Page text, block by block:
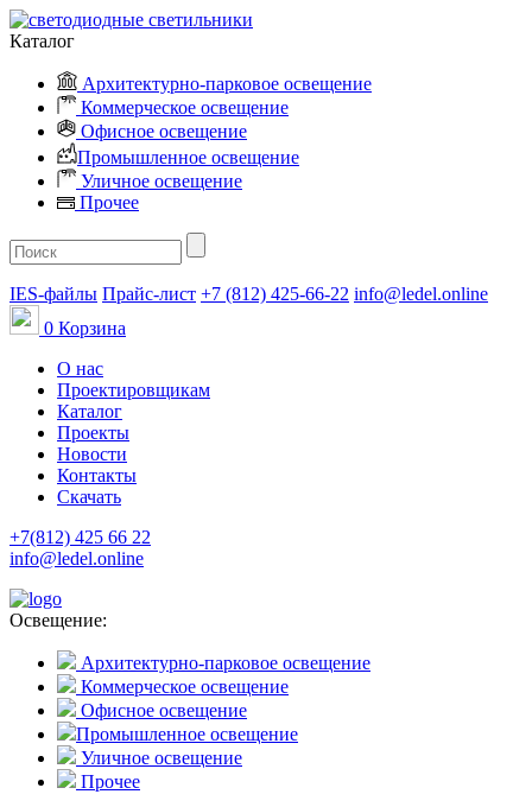
Каталог
Архитектурно-парковое освещение
Коммерческое освещение
Офисное освещение
Промышленное освещение
Уличное освещение
Прочее
IES-файлы Прайс-лист +7 (812) 425-66-22 info@ledel.online
0 Корзина
О нас
Проектировщикам
Каталог
Проекты
Новости
Контакты
Скачать
+7(812) 425 66 22
info@ledel.online
Освещение:
Архитектурно-парковое освещение
Коммерческое освещение
Офисное освещение
Промышленное освещение
Уличное освещение
Прочее